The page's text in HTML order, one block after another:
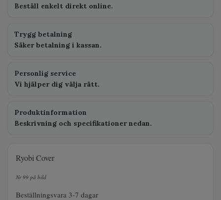
Beställ enkelt direkt online.
Trygg betalning
Säker betalning i kassan.
Personlig service
Vi hjälper dig välja rätt.
Produktinformation
Beskrivning och specifikationer nedan.
Ryobi Cover
Nr 99 på bild
Beställningsvara 3-7 dagar